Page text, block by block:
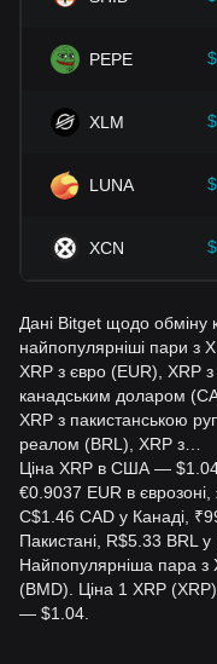
PEPE
XLM
LUNA
XCN
Дані Bitget щодо обміну
найпопулярніші пари з
XRP з євро (EUR), XRP
канадським доларом
XRP з пакистанською
реалом (BRL), XRP з…
Ціна XRP в США — $1.04
€0.9037 EUR в єврозоні,
C$1.46 CAD у Канаді,
Пакистані, R$5.33 BRL у
Найпопулярніша пара з
(BMD). Ціна 1 XRP
— $1.04.